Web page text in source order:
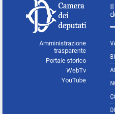
Amministrazione
trasparente
Portale storico
WebTv
YouTube